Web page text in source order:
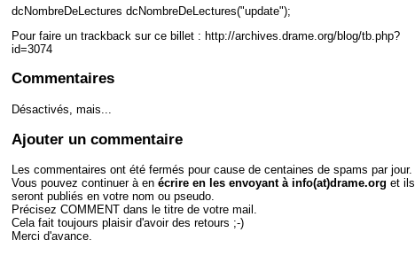
dcNombreDeLectures dcNombreDeLectures("update");
Pour faire un trackback sur ce billet : http://archives.drame.org/blog/tb.php?
id=3074
Commentaires
Désactivés, mais...
Ajouter un commentaire
Les commentaires ont été fermés pour cause de centaines de spams par jour.
Vous pouvez continuer à en écrire en les envoyant à info(at)drame.org et ils
seront publiés en votre nom ou pseudo.
Précisez COMMENT dans le titre de votre mail.
Cela fait toujours plaisir d'avoir des retours ;-)
Merci d'avance.